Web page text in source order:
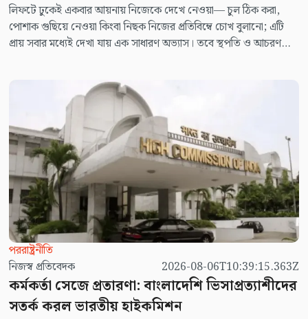
লিফটে ঢুকেই একবার আয়নায় নিজেকে দেখে নেওয়া— চুল ঠিক করা,
পোশাক গুছিয়ে নেওয়া কিংবা নিছক নিজের প্রতিবিম্বে চোখ বুলানো; এটি
প্রায় সবার মধ্যেই দেখা যায় এক সাধারণ অভ্যাস। তবে স্থপতি ও আচরণ
নিরাপত্তা ও ব্যবহারবান্ধব নকশার এক সুচিন্তিত সমন্বয়।
পররাষ্ট্রনীতি
নিজস্ব প্রতিবেদক
2026-08-06T10:39:15.363Z
কর্মকর্তা সেজে প্রতারণা: বাংলাদেশি ভিসাপ্রত্যাশীদের
সতর্ক করল ভারতীয় হাইকমিশন